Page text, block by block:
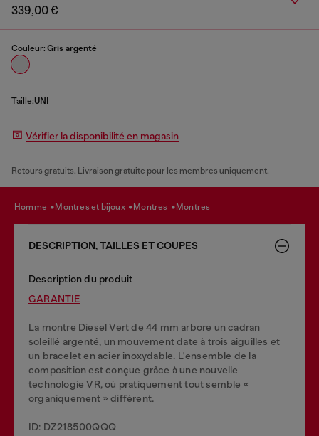
339,00 €
Couleur: Gris argenté
Taille:UNI
Vérifier la disponibilité en magasin
Retours gratuits. Livraison gratuite pour les membres uniquement.
homme montres et bijoux montres montres
DESCRIPTION, TAILLES ET COUPES
Description du produit
GARANTIE
La montre Diesel Vert de 44 mm arbore un cadran
soleillé argenté, un mouvement date à trois aiguilles et
un bracelet en acier inoxydable. L'ensemble de la
composition est conçue grâce à une nouvelle
technologie VR, où pratiquement tout semble «
organiquement » différent.
ID: DZ218500QQQ